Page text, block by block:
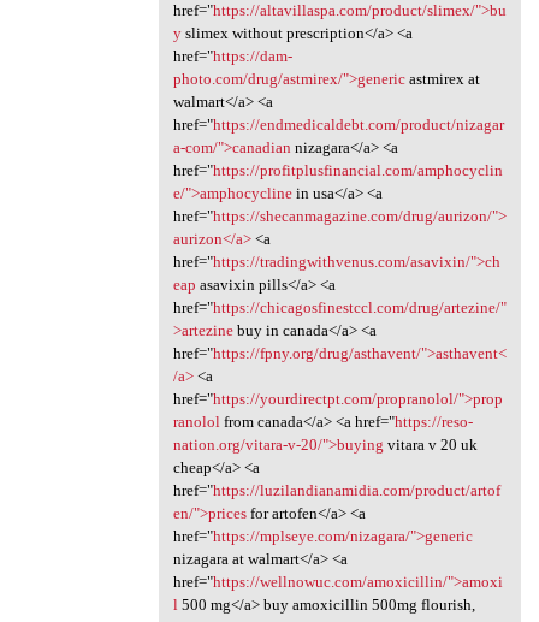
href="https://altavillaspa.com/product/slimex/">bu
yslimex without prescription</a> <a
href="https://dam-
photo.com/drug/astmirex/">genericastmirex at
walmart</a> <a
href="https://endmedicaldebt.com/product/nizagar
a-com/">canadian nizagara</a> <a
href="https://profitplusfinancial.com/amphocyclin
e/">amphocyclinein usa</a> <a
href="https://shecanmagazine.com/drug/aurizon/">
aurizon</a><a
href="https://tradingwithvenus.com/asavixin/">ch
eap asavixin pills</a> <a
href="https://chicagosfinestccl.com/drug/artezine/"
>artezinebuy in canada</a> <a
href="https://fpny.org/drug/asthavent/">asthavent<
/a><a
href="https://yourdirectpt.com/propranolol/">prop
ranololfrom canada</a> <a href="https://reso-
nation.org/vitara-v-20/">buying vitara v 20 uk
cheap</a> <a
href="https://luzilandianamidia.com/product/artof
en/">pricesfor artofen</a> <a
href="https://mplseye.com/nizagara/">generic
nizagara at walmart</a> <a
href="https://wellnowuc.com/amoxicillin/">amoxi
l500 mg</a> buy amoxicillin 500mg flourish,